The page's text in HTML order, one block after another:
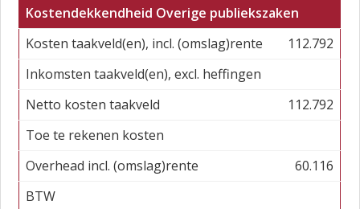
Kostendekkendheid Overige publiekszaken
Kosten taakveld(en), incl. (omslag)rente
112.792
Inkomsten taakveld(en), excl. heffingen
Netto kosten taakveld
112.792
Toe te rekenen kosten
Overhead incl. (omslag)rente
60.116
BTW